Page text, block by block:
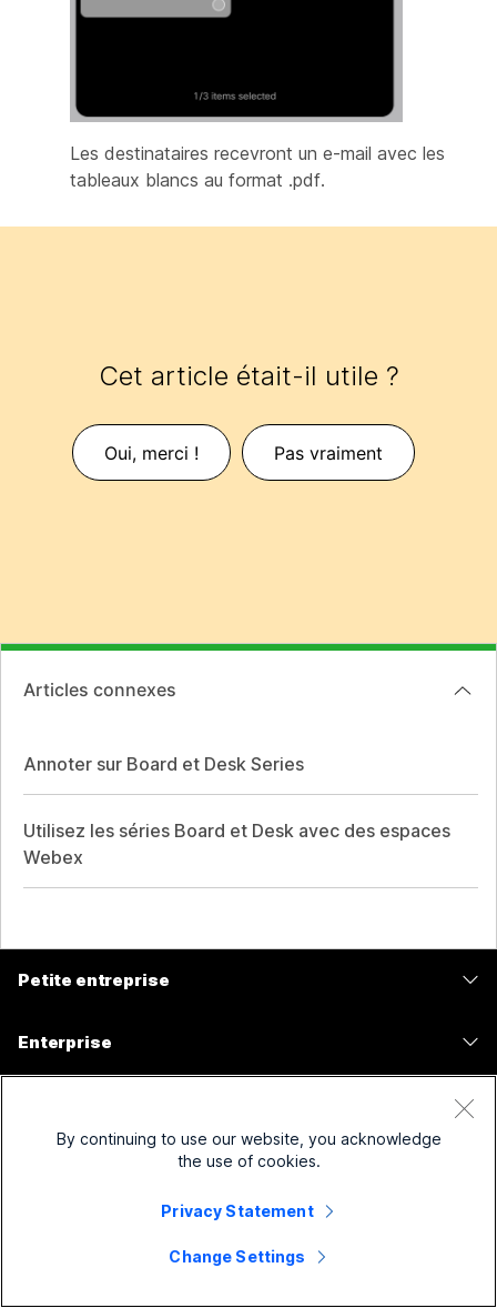
Les destinataires recevront un e-mail avec les
tableaux blancs au format .pdf.
Cet article était-il utile ?
Oui, merci ! Pas vraiment
Articles connexes
Annoter sur Board et Desk Series
Utilisez les séries Board et Desk avec des espaces
Webex
Petite entreprise
Calling
Enterprise
Meetings
Messagerie
Slido
Casques
Enseignement
Soins de santé
Téléchargements
By continuing to use our website, you acknowledge
the use of cookies.
Privacy Statement
Change Settings